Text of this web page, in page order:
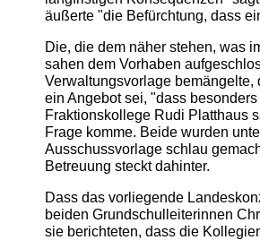
äußerte "die Befürchtung, dass
Die, die dem näher stehen, was
sahen dem Vorhaben
Verwaltungsvorlage
ein Angebot sei, "dass
Fraktionskollege Rudi Platthaus
Frage komme. Beide wurden
Ausschussvorlage schlau
Betreuung steckt dahinter.
Dass das vorliegende
beiden Grundschulleiterinnen
sie berichteten, dass die